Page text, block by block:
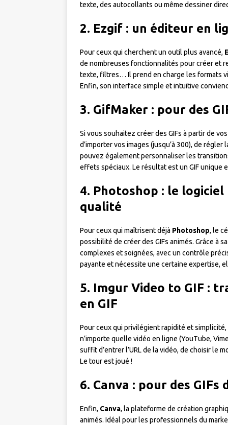
texte, des autocollants ou même dessiner
2. Ezgif : un éditeur en
Pour ceux qui cherchent un outil plus avancé,
de nombreuses fonctionnalités pour créer et
texte, filtres… Il prend en charge les formats
Enfin, son interface simple et intuitive
3. GifMaker : pour des
Si vous souhaitez créer des GIFs à partir de
d’importer vos images (jusqu’à 300), de
pouvez également personnaliser les
effets spéciaux. Le résultat est un GIF unique
4. Photoshop : le
qualité
Pour ceux qui maîtrisent déjà Photoshop, le
possibilité de créer des GIFs animés. Grâce à
complexes et soignées, avec un contrôle
payante et nécessite une certaine expertise,
5. Imgur Video to GIF :
en GIF
Pour ceux qui privilégient rapidité et simplicité,
n’importe quelle vidéo en ligne (YouTube,
suffit d’entrer l’URL de la vidéo, de choisir le
Le tour est joué !
6. Canva : pour des
Enfin, Canva, la plateforme de création
animés. Idéal pour les professionnels du